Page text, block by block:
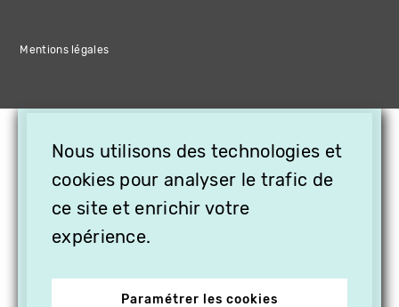
Mentions légales
Nous utilisons des technologies et
cookies pour analyser le trafic de
ce site et enrichir votre
expérience.
Paramétrer les cookies
OFFREZ LA VIDÉO EN
CADEAU, ABONNEZ VOS
PROCHES À VITHÈQUE !